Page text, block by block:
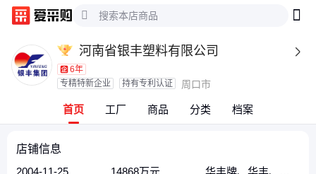
河南省银丰塑料有限公司 
6年
专精特新企业
持有专利认证 周口市
首页 工厂 商品 分类 档案
店铺信息
2004-11-25
14868万元
华丰牌、华丰、银